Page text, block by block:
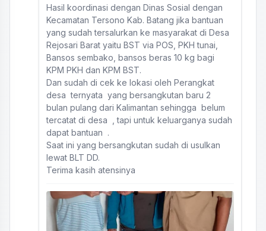
Hasil koordinasi dengan Dinas Sosial dengan
Kecamatan Tersono Kab. Batang jika bantuan
yang sudah tersalurkan ke masyarakat di Desa
Rejosari Barat yaitu BST via POS, PKH tunai,
Bansos sembako, bansos beras 10 kg bagi
KPM PKH dan KPM BST.
Dan sudah di cek ke lokasi oleh Perangkat
desa ternyata yang bersangkutan baru 2
bulan pulang dari Kalimantan sehingga belum
tercatat di desa , tapi untuk keluarganya sudah
dapat bantuan .
Saat ini yang bersangkutan sudah di usulkan
lewat BLT DD.
Terima kasih atensinya